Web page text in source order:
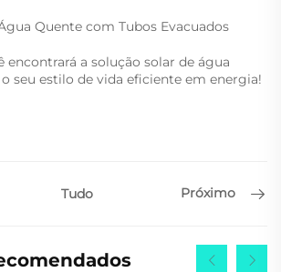
Quente com Tubos Evacuados
encontrará a solução solar de água
seu estilo de vida eficiente em energia!
Tudo Próximo